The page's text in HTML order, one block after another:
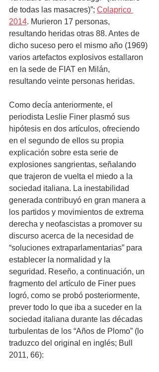
de todas las masacres)”; Colaprico
2014. Murieron 17 personas,
resultando heridas otras 88. Antes de
dicho suceso pero el mismo año (1969)
varios artefactos explosivos estallaron
en la sede de FIAT en Milán,
resultando veinte personas heridas.
Como decía anteriormente, el
periodista Leslie Finer plasmó sus
hipótesis en dos artículos, ofreciendo
en el segundo de ellos su propia
explicación sobre esta serie de
explosiones sangrientas, señalando
que trajeron de vuelta el miedo a la
sociedad italiana. La inestabilidad
generada contribuyó en gran manera a
los partidos y movimientos de extrema
derecha y neofascistas a promover su
discurso acerca de la necesidad de
“soluciones extraparlamentarias” para
establecer la normalidad y la
seguridad. Reseño, a continuación, un
fragmento del artículo de Finer pues
logró, como se probó posteriormente,
prever todo lo que iba a suceder en la
sociedad italiana durante las décadas
turbulentas de los “Años de Plomo” (lo
traduzco del original en inglés; Bull
2011, 66):